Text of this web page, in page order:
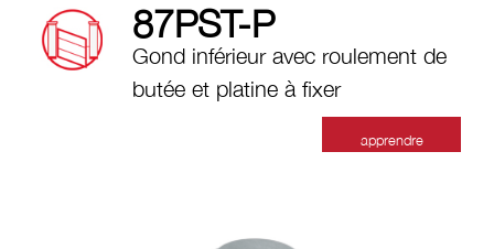
87PST-P
Gond inférieur avec roulement de
butée et platine à fixer
apprendre